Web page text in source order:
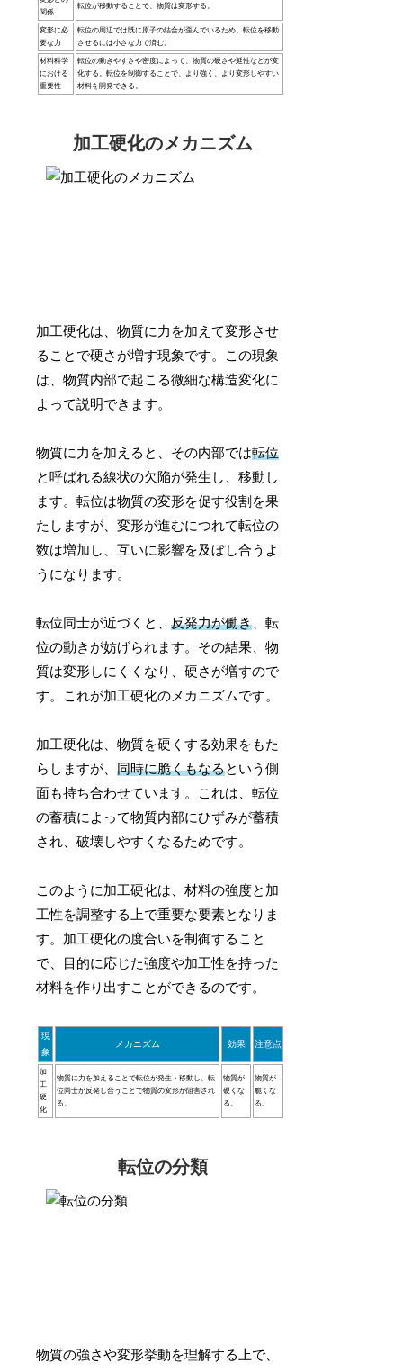
関係
転位が移動することで、物質は変形する。
変形に必
要な力
転位の周辺では既に原子の結合が歪んでいるため、転位を移動
させるには小さな力で済む。
材料科学
における
重要性
転位の動きやすさや密度によって、物質の硬さや延性などが変
化する。転位を制御することで、より強く、より変形しやすい
材料を開発できる。
加工硬化のメカニズム
加工硬化は、物質に力を加えて変形させ
ることで硬さが増す現象です。この現象
は、物質内部で起こる微細な構造変化に
よって説明できます。
物質に力を加えると、その内部では転位
と呼ばれる線状の欠陥が発生し、移動し
ます。転位は物質の変形を促す役割を果
たしますが、変形が進むにつれて転位の
数は増加し、互いに影響を及ぼし合うよ
うになります。
転位同士が近づくと、反発力が働き 、転
位の動きが妨げられます。その結果、物
質は変形しにくくなり、硬さが増すので
す。これが加工硬化のメカニズムです。
加工硬化は、物質を硬くする効果をもた
らしますが、同時に脆くもなるという側
面も持ち合わせています。これは、転位
の蓄積によって物質内部にひずみが蓄積
され、破壊しやすくなるためです。
このように加工硬化は、材料の強度と加
工性を調整する上で重要な要素となりま
す。加工硬化の度合いを制御すること
で、目的に応じた強度や加工性を持った
材料を作り出すことができるのです。
現
象
メカニズム 効果 注意点
加
工
硬
化
物質に力を加えることで転位が発生・移動し、転
位同士が反発し合うことで物質の変形が阻害され
る。
物質が
硬くな
る。
物質が
脆くな
る。
転位の分類
物質の強さや変形挙動を理解する上で、